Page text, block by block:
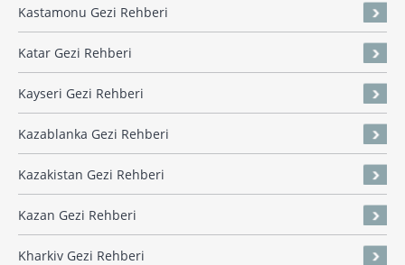
Kastamonu Gezi Rehberi
Katar Gezi Rehberi
Kayseri Gezi Rehberi
Kazablanka Gezi Rehberi
Kazakistan Gezi Rehberi
Kazan Gezi Rehberi
Kharkiv Gezi Rehberi